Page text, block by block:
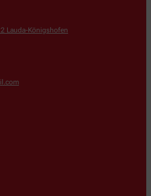
Lauda-Königshofen